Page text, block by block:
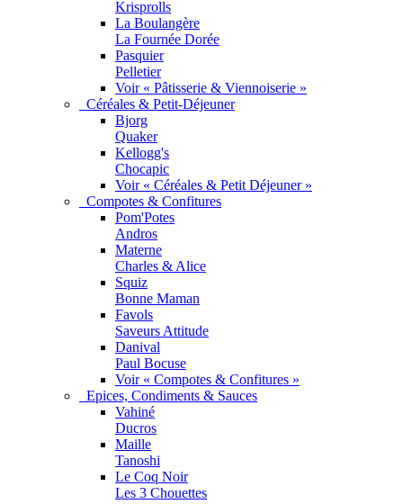
Krisprolls
La Boulangère
La Fournée Dorée
Pasquier
Pelletier
Voir « Pâtisserie & Viennoiserie »
Céréales & Petit-Déjeuner
Bjorg
Quaker
Kellogg's
Chocapic
Voir « Céréales & Petit Déjeuner »
Compotes & Confitures
Pom'Potes
Andros
Materne
Charles & Alice
Squiz
Bonne Maman
Favols
Saveurs Attitude
Danival
Paul Bocuse
Voir « Compotes & Confitures »
Epices, Condiments & Sauces
Vahiné
Ducros
Maille
Tanoshi
Le Coq Noir
Les 3 Chouettes